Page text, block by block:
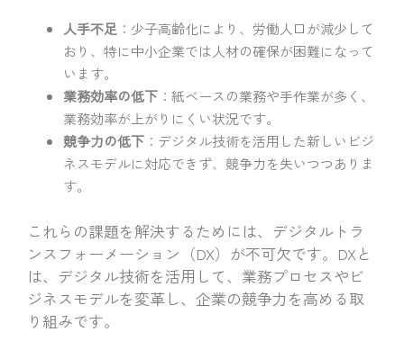
人手不足 ：少子高齢化により、労働人口が減少して
おり、特に中小企業では人材の確保が困難になって
います。
業務効率の低下 ：紙ベースの業務や手作業が多く、
業務効率が上がりにくい状況です。
競争力の低下 ：デジタル技術を活用した新しいビジ
ネスモデルに対応できず、競争力を失いつつありま
す。
これらの課題を解決するためには、デジタルトラ
ンスフォーメーション（DX）が不可欠です。DXと
は、デジタル技術を活用して、業務プロセスやビ
ジネスモデルを変革し、企業の競争力を高める取
り組みです。